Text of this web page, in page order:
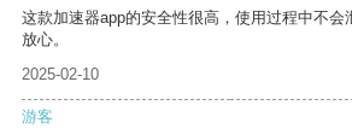
这款加速器app的安全性很高，使用过程中不会
放心。
2025-02-10
游客